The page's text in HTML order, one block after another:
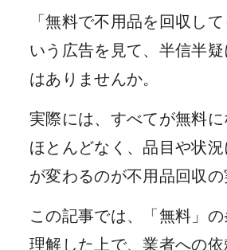
「無料で不用品を回収し
いう広告を見て、半信半
はありませんか。
実際には、すべてが無料
ほとんどなく、品目や状
が変わるのが不用品回収の
この記事では、「無料」の
理解した上で、業者への